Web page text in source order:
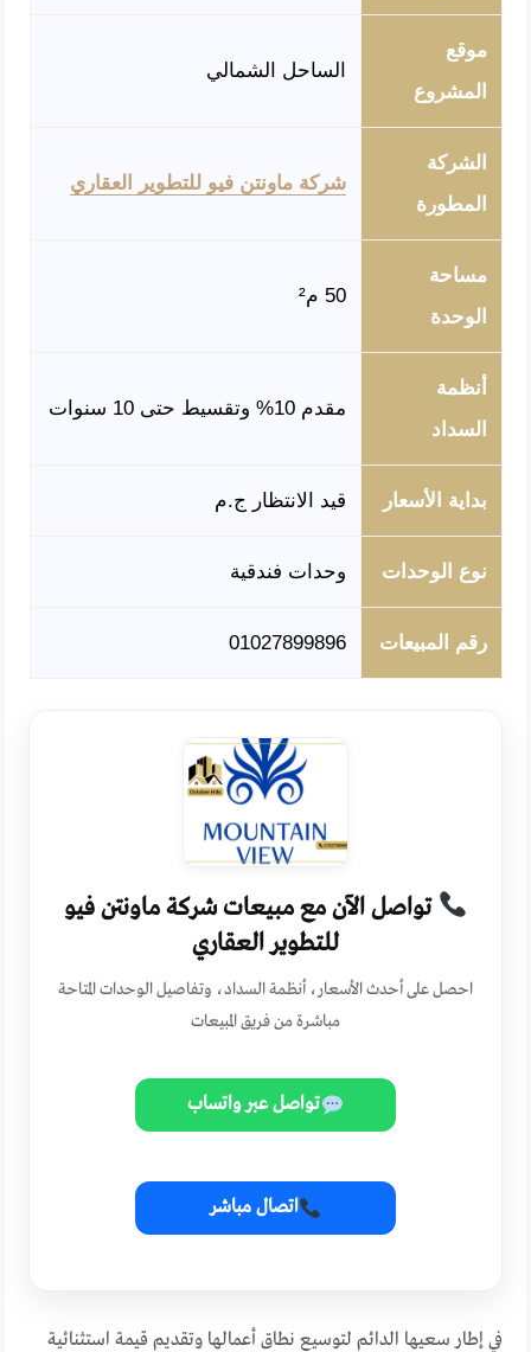
موقع
المشروع
الساحل الشمالي
الشركة
المطورة
شركة ماونتن فيو للتطوير العقاري
مساحة
الوحدة
50 م²
أنظمة
السداد
مقدم 10% وتقسيط حتى 10 سنوات
بداية الأسعار قيد الانتظار ج.م
نوع الوحدات وحدات فندقية
رقم المبيعات 01027899896
تواصل الآن مع مبيعات شركة ماونتن فيو
للتطوير العقاري
احصل على أحدث الأسعار، أنظمة السداد، وتفاصيل الوحدات المتاحة
مباشرة من فريق المبيعات
تواصل عبر واتساب
اتصال مباشر
في إطار سعيها الدائم لتوسيع نطاق أعمالها وتقديم قيمة استثنائية